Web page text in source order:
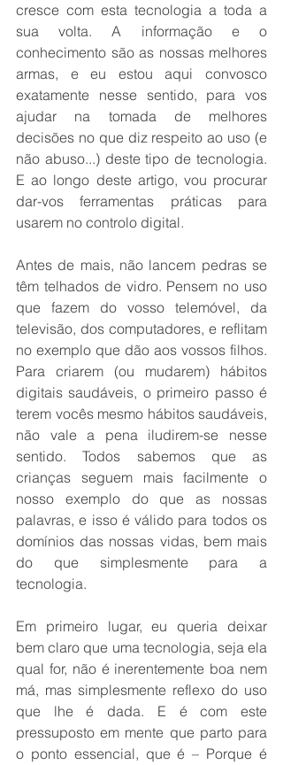
cresce com esta tecnologia a toda a
sua volta. A informação e o
conhecimento são as nossas melhores
armas, e eu estou aqui convosco
exatamente nesse sentido, para vos
ajudar na tomada de melhores
decisões no que diz respeito ao uso (e
não abuso...) deste tipo de tecnologia.
E ao longo deste artigo, vou procurar
dar-vos ferramentas práticas para
usarem no controlo digital.
Antes de mais, não lancem pedras se
têm telhados de vidro. Pensem no uso
que fazem do vosso telemóvel, da
televisão, dos computadores, e reflitam
no exemplo que dão aos vossos filhos.
Para criarem (ou mudarem) hábitos
digitais saudáveis, o primeiro passo é
terem vocês mesmo hábitos saudáveis,
não vale a pena iludirem-se nesse
sentido. Todos sabemos que as
crianças seguem mais facilmente o
nosso exemplo do que as nossas
palavras, e isso é válido para todos os
domínios das nossas vidas, bem mais
do que simplesmente para a
tecnologia.
Em primeiro lugar, eu queria deixar
bem claro que uma tecnologia, seja ela
qual for, não é inerentemente boa nem
má, mas simplesmente reflexo do uso
que lhe é dada. E é com este
pressuposto em mente que parto para
o ponto essencial, que é – Porque é